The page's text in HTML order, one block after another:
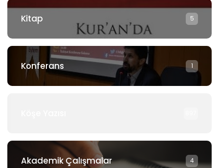
Kitap 5
Konferans 1
Akademik Çalışmalar 4